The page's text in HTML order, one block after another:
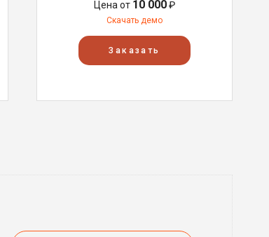
Цена от 10 000₽
Скачать демо
Заказать